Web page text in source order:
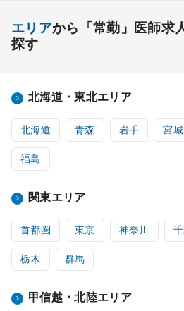
エリアから「常勤」医師求
探す
北海道・東北エリア
北海道 青森 岩手 宮城
福島
関東エリア
首都圏 東京 神奈川
栃木 群馬
甲信越・北陸エリア